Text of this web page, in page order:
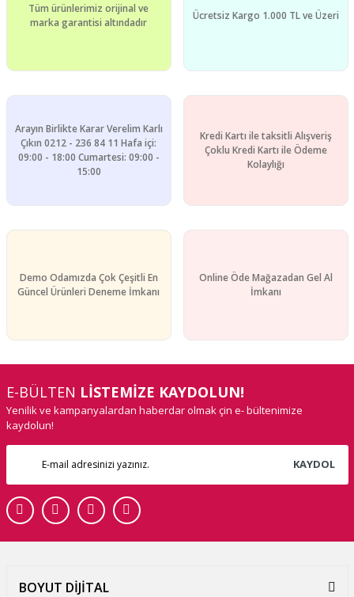
Tüm ürünlerimiz orijinal ve
marka garantisi altındadır
Ücretsiz Kargo 1.000 TL ve Üzeri
Arayın Birlikte Karar Verelim Karlı
Çıkın 0212 - 236 84 11 Hafa içi:
09:00 - 18:00 Cumartesi: 09:00 -
15:00
Kredi Kartı ile taksitli Alışveriş
Çoklu Kredi Kartı ile Ödeme
Kolaylığı
Demo Odamızda Çok Çeşitli En
Güncel Ürünleri Deneme İmkanı
Online Öde Mağazadan Gel Al
İmkanı
E-BÜLTEN LİSTEMİZE KAYDOLUN!
Yenilik ve kampanyalardan haberdar olmak çin e- bültenimize
kaydolun!
KAYDOL
BOYUT DİJİTAL